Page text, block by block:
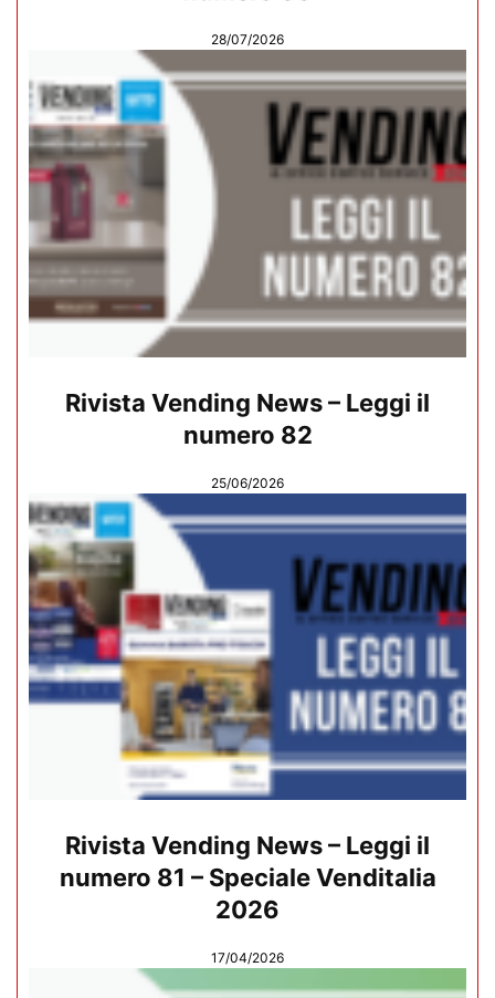
28/07/2026
Rivista Vending News – Leggi il
numero 82
25/06/2026
Rivista Vending News – Leggi il
numero 81 – Speciale Venditalia
2026
17/04/2026